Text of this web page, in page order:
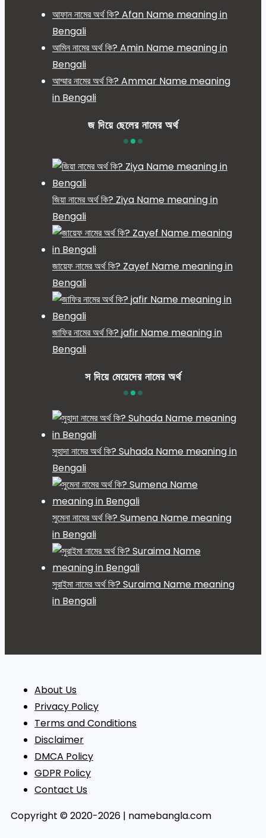
আফান নামের অর্থ কি? Afan Name meaning in
Bengali
আমিন নামের অর্থ কি? Amin Name meaning in
Bengali
আম্মার নামের অর্থ কি? Ammar Name meaning
in Bengali
জ দিয়ে ছেলের নামের অর্থ
জিয়া নামের অর্থ কি? Ziya Name meaning in
Bengali
জায়েফ নামের অর্থ কি? Zayef Name meaning in
Bengali
জাফির নামের অর্থ কি? jafir Name meaning in
Bengali
স দিয়ে মেয়েদের নামের অর্থ
সুহাদা নামের অর্থ কি? Suhada Name meaning in
Bengali
সুমেনা নামের অর্থ কি? Sumena Name meaning
in Bengali
সুরাইমা নামের অর্থ কি? Suraima Name meaning
in Bengali
About Us
Privacy Policy
Terms and Conditions
Disclaimer
DMCA Policy
GDPR Policy
Contact Us
Copyright © 2020-2026 | namebangla.com